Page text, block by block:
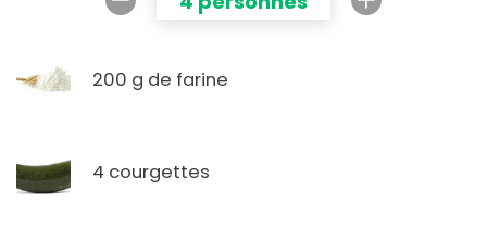
200 g de farine
4 courgettes